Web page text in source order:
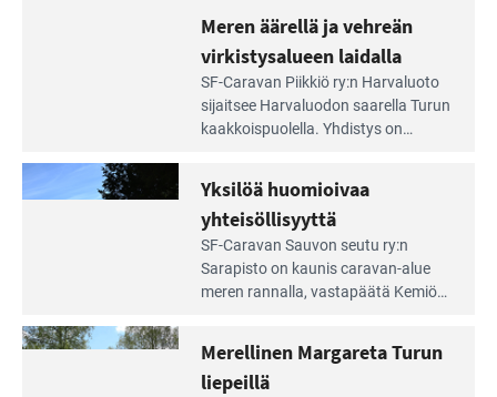
äärellä
ja
Meren äärellä ja vehreän
virkistysalueen laidalla
SF-Caravan Piikkiö ry:n Harvaluoto
sijait­see Harvaluodon saarella Turun
kaakkois­puolella. Yhdistys on
virkistysalueesta.
huomioivaa
yhteisöllisyyttä
Yksilöä huomioivaa
yhteisöllisyyttä
SF-Caravan Sauvon seutu ry:n
Sarapisto on kaunis caravan-alue
meren rannalla, vasta­päätä Kemiön
kymmenen paikkaa ilman sähköä.
Merellinen Margareta Turun
liepeillä